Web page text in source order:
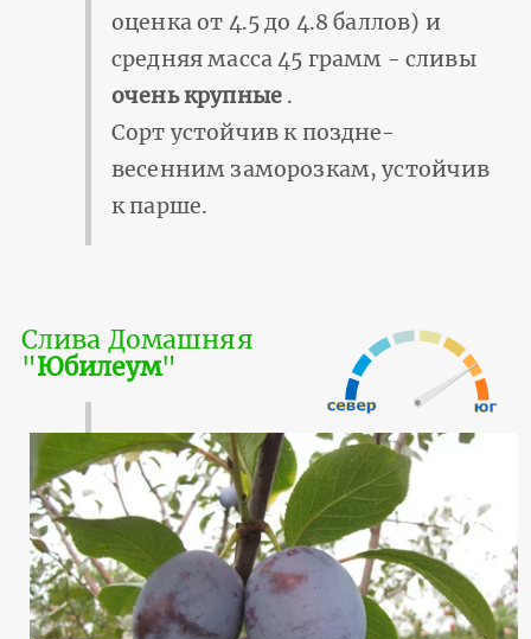
оценка от 4.5 до 4.8 баллов) и
средняя масса 45 грамм - сливы
очень крупные .
Сорт устойчив к поздне-
весенним заморозкам, устойчив
к парше.
Слива Домашняя
"Юбилеум"